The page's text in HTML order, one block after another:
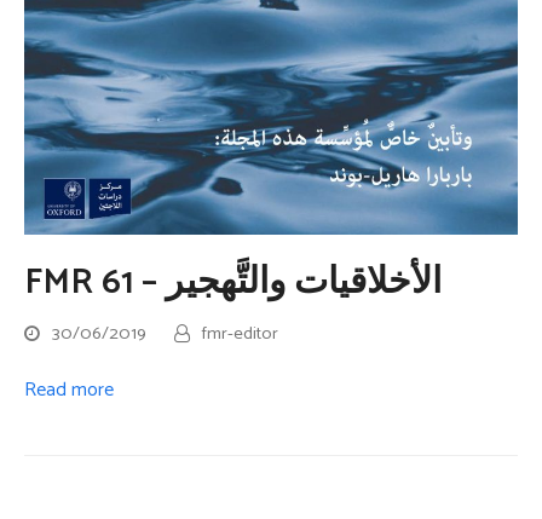
FMR 61 – الأخلاقيات والتَّهجير
30/06/2019 fmr-editor
Read more